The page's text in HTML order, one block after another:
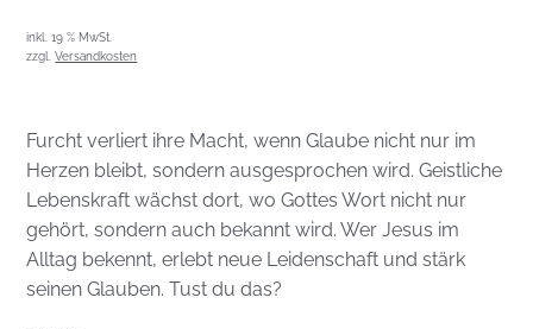
inkl. 19 % MwSt.
zzgl.Versandkosten
Furcht verliert ihre Macht, wenn Glaube nicht nur im
Herzen bleibt, sondern ausgesprochen wird. Geistliche
Lebenskraft wächst dort, wo Gottes Wort nicht nur
gehört, sondern auch bekannt wird. Wer Jesus im
Alltag bekennt, erlebt neue Leidenschaft und stärk
seinen Glauben. Tust du das?